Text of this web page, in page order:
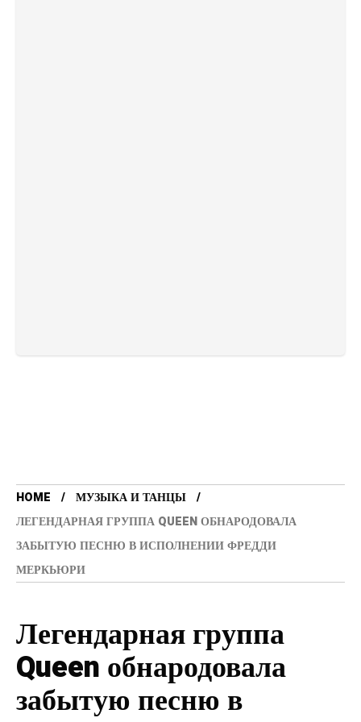
HOME
МУЗЫКА И ТАНЦЫ
ЛЕГЕНДАРНАЯ ГРУППА QUEEN ОБНАРОДОВАЛА
ЗАБЫТУЮ ПЕСНЮ В ИСПОЛНЕНИИ ФРЕДДИ
МЕРКЬЮРИ
Легендарная группа
Queen обнародовала
забытую песню в